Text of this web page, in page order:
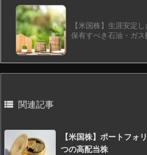
【米国株】生涯安定
保有すべき石油・ガス
 関連記事
【米国株】ポートフォ
つの高配当株